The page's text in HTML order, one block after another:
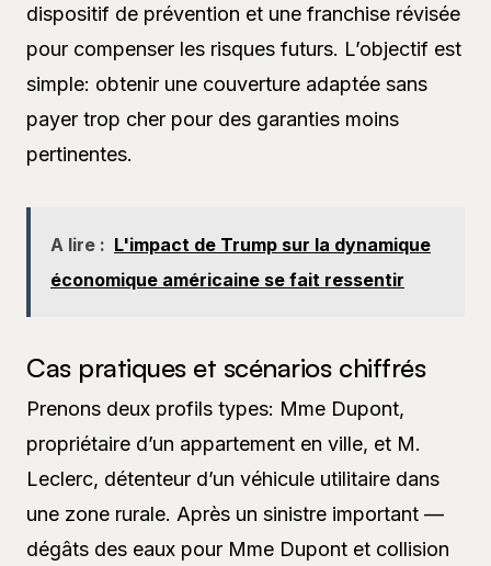
dispositif de prévention et une franchise révisée
pour compenser les risques futurs. L’objectif est
simple: obtenir une couverture adaptée sans
payer trop cher pour des garanties moins
pertinentes.
A lire : L'impact de Trump sur la dynamique
économique américaine se fait ressentir
Cas pratiques et scénarios chiffrés
Prenons deux profils types: Mme Dupont,
propriétaire d’un appartement en ville, et M.
Leclerc, détenteur d’un véhicule utilitaire dans
une zone rurale. Après un sinistre important —
dégâts des eaux pour Mme Dupont et collision